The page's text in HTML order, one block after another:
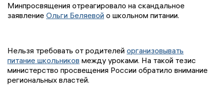
Минпросвящения отреагировало на скандальное
заявление Ольги Беляевой о школьном питании.
Нельзя требовать от родителей организовывать
питание школьников между уроками. На такой тезис
министерство просвещения России обратило внимание
региональных властей.